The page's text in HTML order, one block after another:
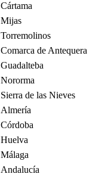
Cártama
Mijas
Torremolinos
Comarca de Antequera
Guadalteba
Nororma
Sierra de las Nieves
Almería
Córdoba
Huelva
Málaga
Andalucía